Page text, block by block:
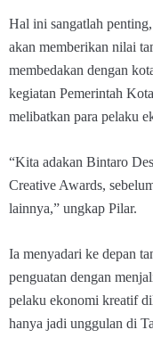
Hal ini sangatlah
akan memberikan nilai
membedakan dengan
kegiatan Pemerintah
melibatkan para pelaku
“Kita adakan Bintaro
Creative Awards,
lainnya,” ungkap Pilar.
Ia menyadari ke depan
penguatan dengan
pelaku ekonomi kreatif
hanya jadi unggulan di